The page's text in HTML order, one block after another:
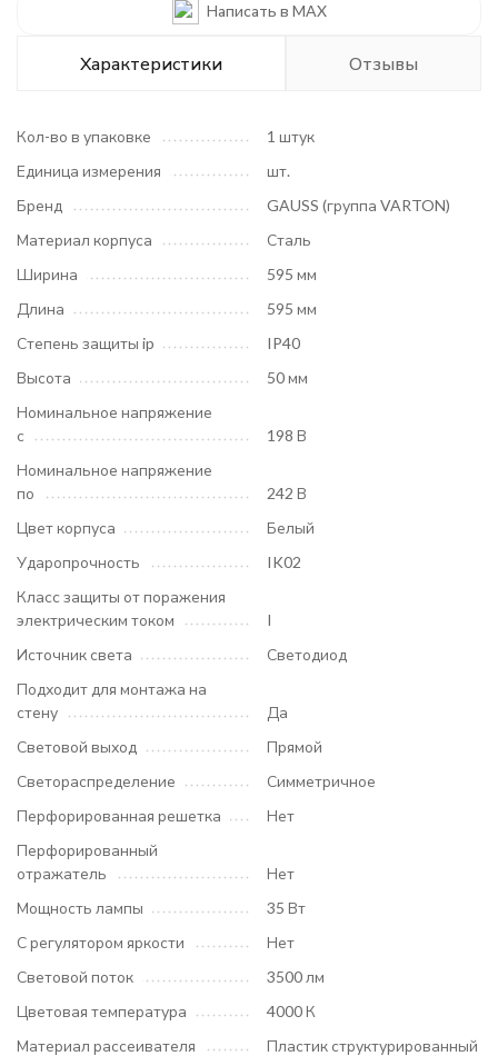
Написать в MAX
Характеристики Отзывы
Кол-во в упаковке
1 штук
Единица измерения
шт.
Бренд
GAUSS (группа VARTON)
Материал корпуса
Сталь
Ширина
595 мм
Длина
595 мм
Степень защиты ip
IP40
Высота
50 мм
Номинальное напряжение
с
198 В
Номинальное напряжение
по
242 В
Цвет корпуса
Белый
Ударопрочность
IK02
Класс защиты от поражения
электрическим током
I
Источник света
Светодиод
Подходит для монтажа на
стену
Да
Световой выход
Прямой
Светораспределение
Симметричное
Перфорированная решетка
Нет
Перфорированный
отражатель
Нет
Мощность лампы
35 Вт
С регулятором яркости
Нет
Световой поток
3500 лм
Цветовая температура
4000 К
Материал рассеивателя
Пластик структурированный